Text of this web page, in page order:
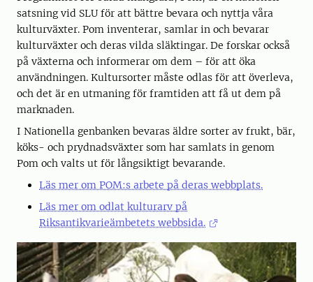
satsning vid SLU för att bättre bevara och nyttja våra
kulturväxter. Pom inventerar, samlar in och bevarar
kulturväxter och deras vilda släktingar. De forskar också
på växterna och informerar om dem – för att öka
användningen. Kultursorter måste odlas för att överleva,
och det är en utmaning för framtiden att få ut dem på
marknaden.
I Nationella genbanken bevaras äldre sorter av frukt, bär,
köks- och prydnadsväxter som har samlats in genom
Pom och valts ut för långsiktigt bevarande.
Läs mer om POM:s arbete på deras webbplats.
Läs mer om odlat kulturarv på
Riksantikvarieämbetets webbsida.